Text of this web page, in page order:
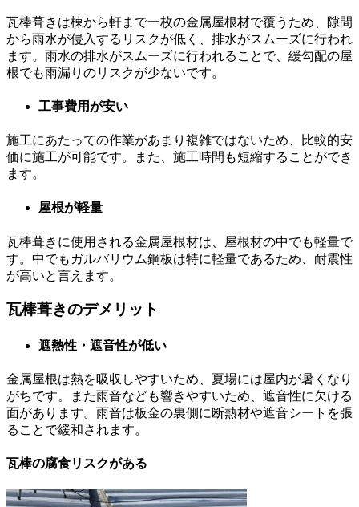
瓦棒葺きは棟から軒まで一枚の金属屋根材で覆うため、隙間
から雨水が侵入するリスクが低く、排水がスムーズに行われ
ます。雨水の排水がスムーズに行われることで、緩勾配の屋
根でも雨漏りのリスクが少ないです。
工事費用が安い
施工にあたっての作業があまり複雑ではないため、比較的安
価に施工が可能です。また、施工時間も短縮することができ
ます。
屋根が軽量
瓦棒葺きに使用される金属屋根材は、屋根材の中でも軽量で
す。中でもガルバリウム鋼板は特に軽量であるため、耐震性
が高いと言えます。
瓦棒葺きのデメリット
遮熱性・遮音性が低い
金属屋根は熱を吸収しやすいため、夏場には屋内が暑くなり
がちです。また雨音なども響きやすいため、遮音性に欠ける
面があります。雨音は板金の裏側に断熱材や遮音シートを張
ることで緩和されます。
瓦棒の腐食リスクがある